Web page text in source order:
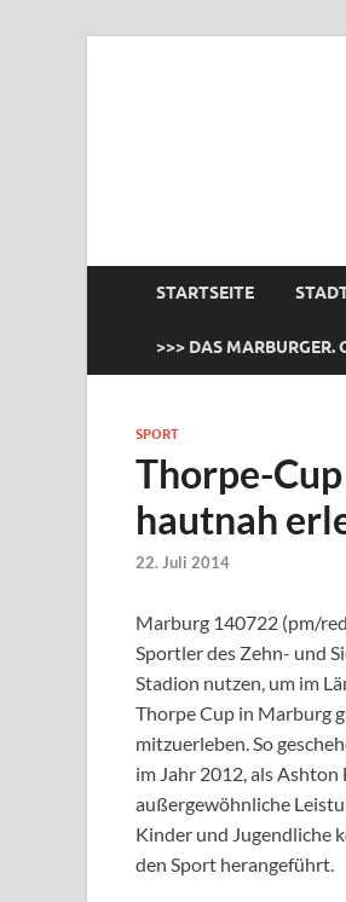
STARTSEITE
>>> DAS
SPORT
Thorpe-
hautnah
22. Juli 2014
Marburg 140722 (pm/
Sportler des Zehn- und
Stadion nutzen, um im
Thorpe Cup in Marburg
mitzuerleben. So
im Jahr 2012, als
außergewöhnliche
Kinder und Jugendliche
den Sport herangeführt.